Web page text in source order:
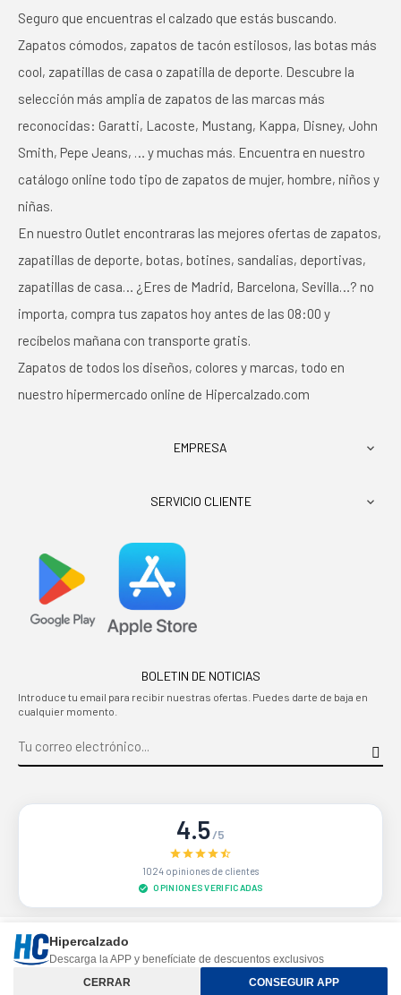
Seguro que encuentras el calzado que estás buscando.
Zapatos cómodos, zapatos de tacón estilosos, las botas más
cool, zapatillas de casa o zapatilla de deporte. Descubre la
selección más amplia de zapatos de las marcas más
reconocidas: Garatti, Lacoste, Mustang, Kappa, Disney, John
Smith, Pepe Jeans, … y muchas más. Encuentra en nuestro
catálogo online todo tipo de zapatos de mujer, hombre, niños y
niñas.
En nuestro Outlet encontraras las mejores ofertas de zapatos,
zapatillas de deporte, botas, botines, sandalias, deportivas,
zapatillas de casa… ¿Eres de Madrid, Barcelona, Sevilla…? no
importa, compra tus zapatos hoy antes de las 08:00 y
recíbelos mañana con transporte gratis.
Zapatos de todos los diseños, colores y marcas, todo en
nuestro hipermercado online de Hipercalzado.com
EMPRESA 
SERVICIO CLIENTE 
BOLETIN DE NOTICIAS
Introduce tu email para recibir nuestras ofertas. Puedes darte de baja en
cualquier momento.
4.5/5
1024 opiniones de clientes
OPINIONES VERIFICADAS
Sitio protegido por reCAPTCHA.
Controle su privacidad
Hipercalzado
Descarga la APP y benefíciate de descuentos exclusivos
CERRAR
CONSEGUIR APP